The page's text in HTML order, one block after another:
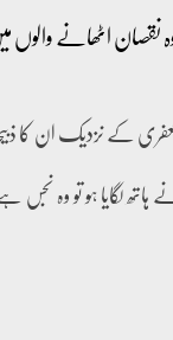
نقصان اٹھانے
کے نزدیک ان کا
لگایا ہو تو وہ نجس